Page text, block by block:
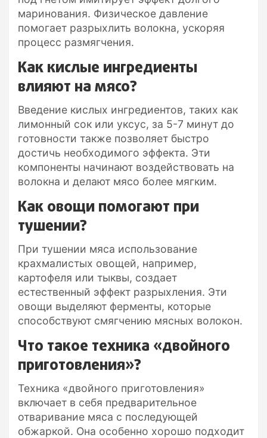
маринования. Физическое давление
помогает разрыхлить волокна, ускоряя
процесс размягчения.
Как кислые ингредиенты
влияют на мясо?
Введение кислых ингредиентов, таких как
лимонный сок или уксус, за 5-7 минут до
готовности также позволяет быстро
достичь необходимого эффекта. Эти
компоненты начинают воздействовать на
волокна и делают мясо более мягким.
Как овощи помогают при
тушении?
При тушении мяса использование
крахмалистых овощей, например,
картофеля или тыквы, создает
естественный эффект разрыхления. Эти
овощи выделяют ферменты, которые
способствуют смягчению мясных волокон.
Что такое техника «двойного
приготовления»?
Техника «двойного приготовления»
включает в себя предварительное
отваривание мяса с последующей
обжаркой. Она особенно хорошо подходит